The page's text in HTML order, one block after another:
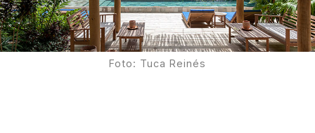
Proudly
Foto: Tuca Reinés